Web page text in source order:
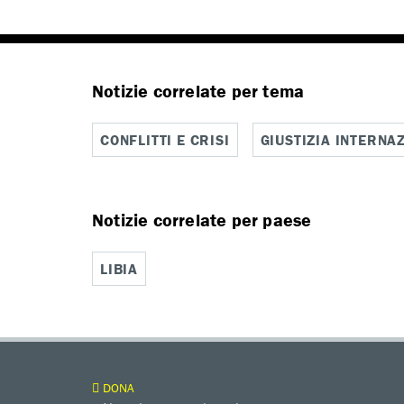
Notizie correlate per tema
CONFLITTI E CRISI GIUSTIZIA
Notizie correlate per paese
LIBIA
DONA